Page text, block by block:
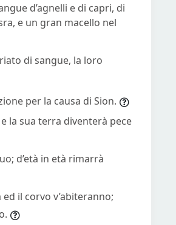
d’agnelli e di capri, di
e un gran macello nel
di sangue, la loro
per la causa di Sion.
la sua terra diventerà pece
d’età in età rimarrà
il corvo v’abiteranno;